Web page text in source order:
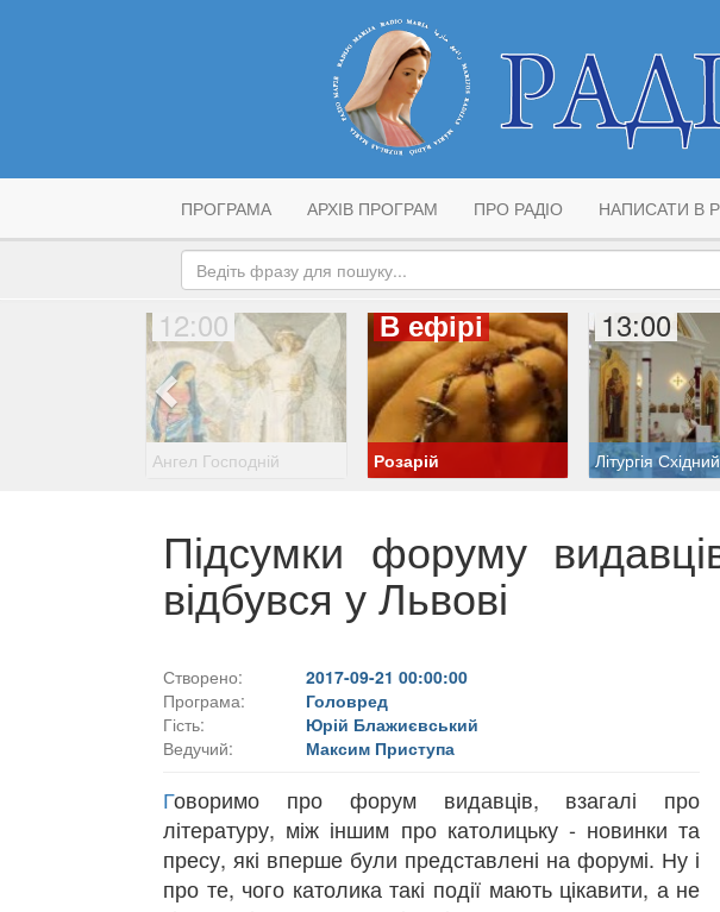
ПРОГРАМА АРХІВ ПРОГРАМ ПРО РАДІО НАПИСАТИ В
12:00
Ангел Господній
В ефірі
Розарій
13:00
Літургія
Підсумки форуму
відбувся у Львові
Створено:
2017-09-21 00:00:00
Програма:
Головред
Гість:
Юрій Блажиєвський
Ведучий:
Максим Приступа
Говоримо про форум видавців, взагалі про
літературу, між іншим про католицьку - новинки та
пресу, які вперше були представлені на форумі. Ну і
про те, чого католика такі події мають цікавити, а не